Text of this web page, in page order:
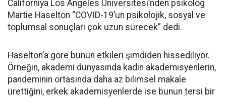
Californiya Los Angeles Üniversitesi’nden psikolog
Martie Haselton “COVID-19’un psikolojik, sosyal ve
toplumsal sonuçları çok uzun sürecek” dedi.
Haselton’a göre bunun etkileri şimdiden hissediliyor.
Örneğin, akademi dünyasında kadın akademisyenlerin,
pandeminin ortasında daha az bilimsel makale
ürettiğini, erkek akademisyenlerde ise bunun tersi bir